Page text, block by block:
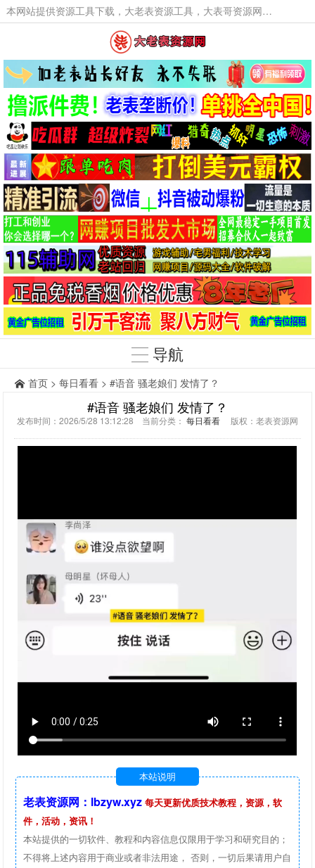
本网站提供资源工具下载，大老表资源工具，大表哥资源网软件工具，大老表资源下载，活动线报福利资源分享,活动线报，大型网游经典游戏，网络热门技术游戏辅助交流与分享。
导航
首页 > 每日看看 > #语音 骚老娘们 发情了？
#语音 骚老娘们 发情了？
发布时间：2026/5/28 13:12:28 当前分类： 每日看看 版权：老表资源网
本站说明
老表资源网：lbzyw.xyz 每天更新优质技术教程，资源，软
件，活动，资讯！
本站提供的一切软件、教程和内容信息仅限用于学习和研究目的；
不得将上述内容用于商业或者非法用途， 否则，一切后果请用户自